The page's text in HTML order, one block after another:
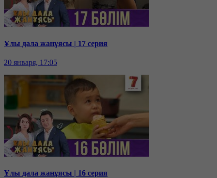
Ұлы дала жанұясы | 17 серия
20 января, 17:05
Ұлы дала жанұясы | 16 серия